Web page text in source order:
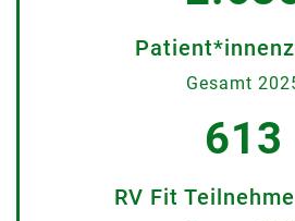
Gesamt
613
RV Fit